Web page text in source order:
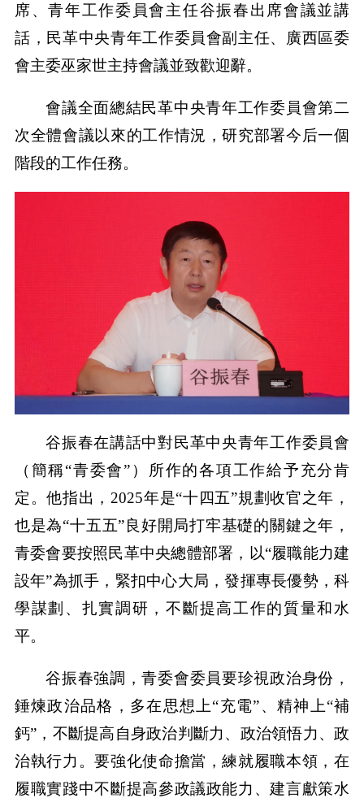
席、青年工作委員會主任谷振春出席會議並講
話，民革中央青年工作委員會副主任、廣西區委
會主委巫家世主持會議並致歡迎辭。
會議全面總結民革中央青年工作委員會第二
次全體會議以來的工作情況，研究部署今后一個
階段的工作任務。
谷振春在講話中對民革中央青年工作委員會
（簡稱“青委會”）所作的各項工作給予充分肯
定。他指出，2025年是“十四五”規劃收官之年，
也是為“十五五”良好開局打牢基礎的關鍵之年，
青委會要按照民革中央總體部署，以“履職能力建
設年”為抓手，緊扣中心大局，發揮專長優勢，科
學謀劃、扎實調研，不斷提高工作的質量和水
平。
谷振春強調，青委會委員要珍視政治身份，
錘煉政治品格，多在思想上“充電”、精神上“補
鈣”，不斷提高自身政治判斷力、政治領悟力、政
治執行力。要強化使命擔當，練就履職本領，在
履職實踐中不斷提高參政議政能力、建言獻策水